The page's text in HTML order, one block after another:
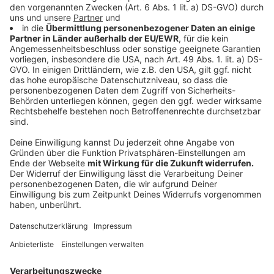
Anzeige
Wir sind Radio: Die Nachrichtensprecher
Anzeige
Neben Radiomoderatorinnen und -moderatoren
kommen Nachrichtenredakteurinnen und -redakteure
hinzu. Sie müssen sich binnen kürzester Zeit auf die
aktuelle Nachrichtenlage vorbereiten und die
wichtigsten News kompakt und vor allem schnell
präsentieren. Marc Weiß ist seit vielen Jahren
Nachrichtenredakteur und erklärt euch, wie er an die
Nachrichten kommt und ob ihm das überhaupt Spaß
macht.
Anzeige